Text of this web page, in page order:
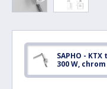
SAPHO -
300 W,